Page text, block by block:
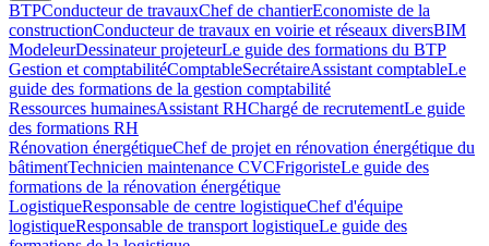
BTPConducteur de travauxChef de chantierEconomiste de la
constructionConducteur de travaux en voirie et réseaux diversBIM
ModeleurDessinateur projeteurLe guide des formations du BTP
Gestion et comptabilitéComptableSecrétaireAssistant comptableLe
guide des formations de la gestion comptabilité
Ressources humainesAssistant RHChargé de recrutementLe guide
des formations RH
Rénovation énergétiqueChef de projet en rénovation énergétique du
bâtimentTechnicien maintenance CVCFrigoristeLe guide des
formations de la rénovation énergétique
LogistiqueResponsable de centre logistiqueChef d'équipe
logistiqueResponsable de transport logistiqueLe guide des